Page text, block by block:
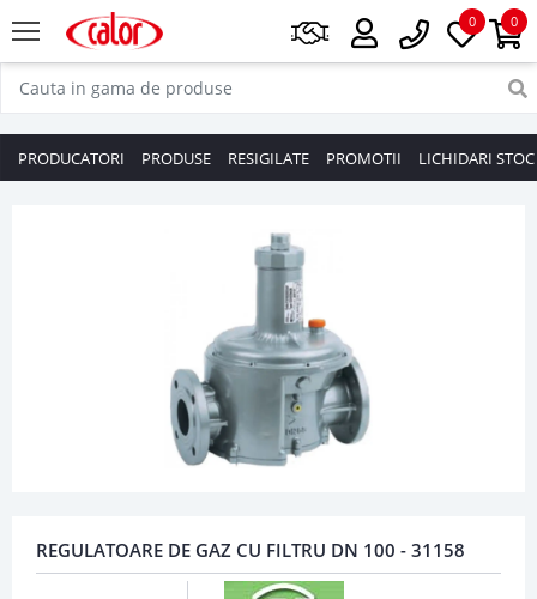
0
0
PRODUCATORI PRODUSE RESIGILATE PROMOTII LICHIDARI STOC
REGULATOARE DE GAZ CU FILTRU DN 100 - 31158